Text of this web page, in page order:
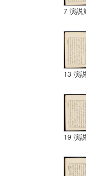
7 演説
13 演
19 演